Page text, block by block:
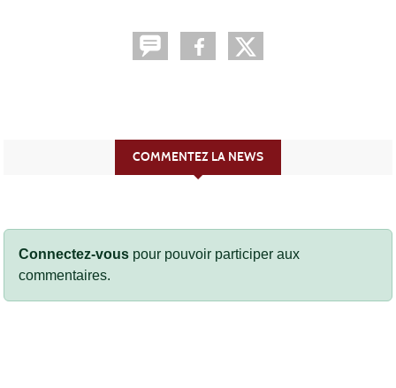
COMMENTEZ LA NEWS
Connectez-vous pour pouvoir participer aux
commentaires.